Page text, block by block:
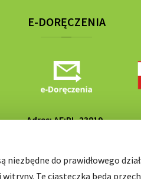
E-DORĘCZENIA
Adres: AE:PL-23819-
do prawidłowego
Te ciasteczka będą